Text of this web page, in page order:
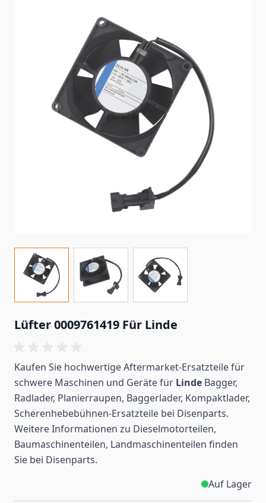
Lüfter 0009761419 Für Linde
Kaufen Sie hochwertige Aftermarket-Ersatzteile für
schwere Maschinen und Geräte für Linde Bagger,
Radlader, Planierraupen, Baggerlader, Kompaktlader,
Scherenhebebühnen-Ersatzteile bei Disenparts.
Weitere Informationen zu Dieselmotorteilen,
Baumaschinenteilen, Landmaschinenteilen finden
Sie bei Disenparts.
Auf Lager